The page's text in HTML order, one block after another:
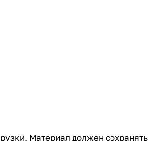
Материал должен сохранять